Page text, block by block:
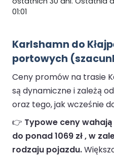
01:01
Karlshamn do
portowych
Ceny promów na trasie
są dynamiczne i zależą
oraz tego, jak wcześnie
👉 Typowe ceny wahają
do ponad 1069 zł , w
rodzaju pojazdu.